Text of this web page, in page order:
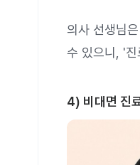
의사 선생님
수 있으니, '
4) 비대면 진